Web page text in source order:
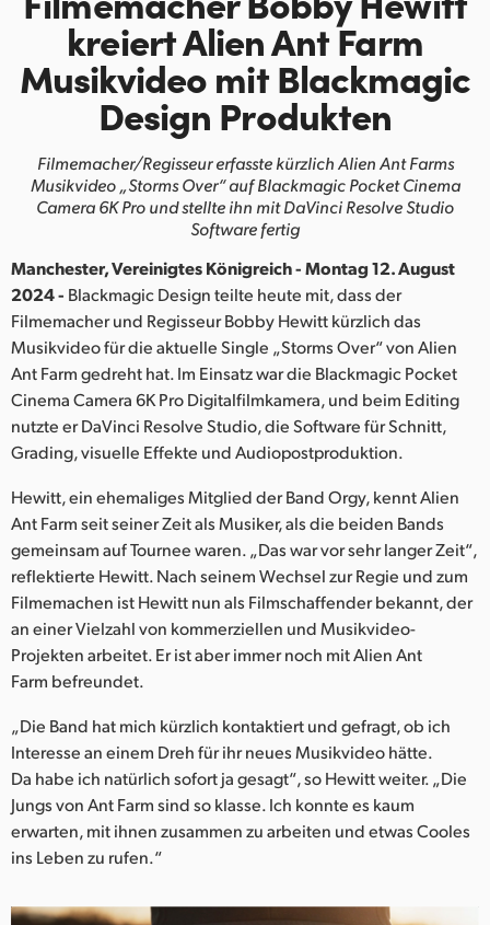
Finland
France
Germany
Hong Kong SAR, China
India
Japan
Korea
Mexico
Malaysia
Netherlands
Norway
Poland
Portugal
Singapore
South Africa
Sweden
Chinese Taipei
kreiert Alien Ant Farm
Musikvideomit Blackmagic
Design Produkten
Filmemacher/Regisseur erfasste kürzlichAlien Ant Farms
Musikvideo „Storms Over“ auf BlackmagicPocket Cinema
Camera 6K Pro und stellte ihn mit DaVinci Resolve Studio
Software fertig
Manchester, Vereinigtes Königreich - Montag 12. August
2024 - Blackmagic Design teilte heute mit, dass der
Filmemacher und Regisseur Bobby Hewitt kürzlich das
Musikvideo für die aktuelle Single „Storms Over“ von Alien
Ant Farm gedreht hat. Im Einsatz war die Blackmagic Pocket
Cinema Camera 6K Pro Digitalfilmkamera, und beim Editing
nutzte er DaVinci Resolve Studio, die Software für Schnitt,
Grading, visuelle Effekte und Audiopostproduktion.
Hewitt, ein ehemaliges Mitglied der Band Orgy, kennt Alien
Ant Farm seit seiner Zeit als Musiker, als die beiden Bands
gemeinsam auf Tournee waren. „Das war vor sehr langer Zeit“,
reflektierte Hewitt. Nach seinem Wechsel zur Regie und zum
Filmemachen ist Hewitt nun als Filmschaffender bekannt, der
an einer Vielzahl von kommerziellen und Musikvideo-
Projekten arbeitet. Er ist aber immer noch mit Alien Ant
Farm befreundet.
„Die Band hat mich kürzlich kontaktiert und gefragt, ob ich
Interesse an einem Dreh für ihr neues Musikvideo hätte.
Da habe ich natürlich sofort ja gesagt“, so Hewitt weiter. „Die
Jungs von Ant Farm sind so klasse. Ich konnte es kaum
erwarten, mit ihnen zusammen zu arbeiten und etwas Cooles
ins Leben zu rufen.“